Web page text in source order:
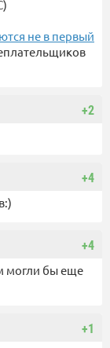
не в первый
+2
+4
+4
могли бы еще
+1